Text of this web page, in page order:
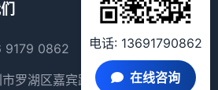
9179 0862
市罗湖区嘉宾路2018路深华商
电话: 13691790862
在线咨询